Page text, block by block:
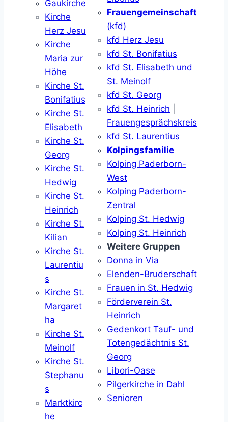
Gaukirche
Kirche
Herz Jesu
Kirche
Maria zur
Höhe
Kirche St.
Bonifatius
Kirche St.
Elisabeth
Kirche St.
Georg
Kirche St.
Hedwig
Kirche St.
Heinrich
Kirche St.
Kilian
Kirche St.
Laurentiu
s
Kirche St.
Margaret
ha
Kirche St.
Meinolf
Kirche St.
Stephanu
s
Marktkirc
he
Frauengemeinschaft
(kfd)
kfd Herz Jesu
kfd St. Bonifatius
kfd St. Elisabeth und
St. Meinolf
kfd St. Georg
kfd St. Heinrich
Frauengesprächskreis
kfd St. Laurentius
Kolpingsfamilie
Kolping Paderborn-
West
Kolping Paderborn-
Zentral
Kolping St. Hedwig
Kolping St. Heinrich
Weitere Gruppen
Donna in Via
Elenden-Bruderschaft
Frauen in St. Hedwig
Förderverein St.
Heinrich
Gedenkort Tauf- und
Totengedächtnis St.
Georg
Libori-Oase
Pilgerkirche in Dahl
Senioren